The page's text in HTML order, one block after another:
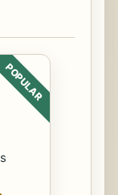
POPULAR